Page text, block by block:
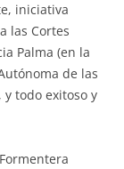
iniciativa
las Cortes
Palma (en la
de las
y todo exitoso y